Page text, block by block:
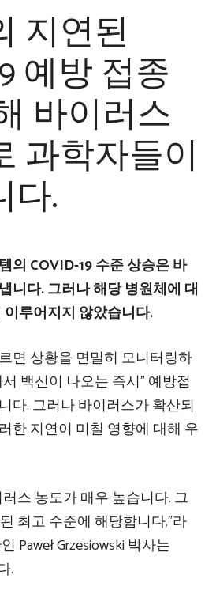
지연된
예방 접종
바이러스
과학자들이
다.
의 COVID-19 수준 상승은 바
니다. 그러나 해당 병원체에 대
루어지지 않았습니다.
면 상황을 면밀히 모니터링하
백신이 나오는 즉시” 예방접
다. 그러나 바이러스가 확산되
한 지연이 미칠 영향에 대해 우
스 농도가 매우 높습니다. 그
최고 수준에 해당합니다.”라
Paweł Grzesiowski 박사는
.